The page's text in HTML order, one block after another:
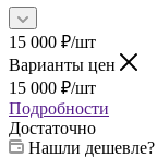
15 000 ₽/шт
Варианты цен
15 000 ₽/шт
Подробности
Достаточно
Нашли дешевле?